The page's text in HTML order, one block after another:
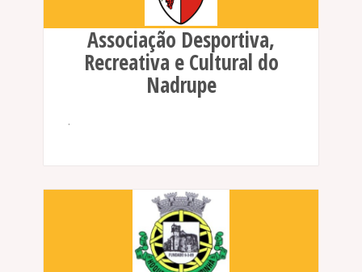
Associação Desportiva,
Recreativa e Cultural do
Nadrupe
.